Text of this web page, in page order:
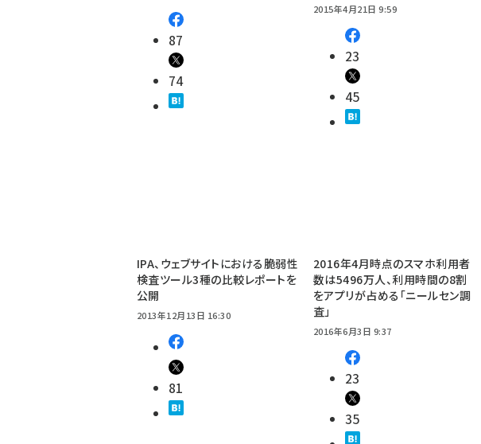
87
74
2015年4月21日 9:59
23
45
IPA、ウェブサイトにおける脆弱性
検査ツール3種の比較レポートを
公開
2013年12月13日 16:30
81
2016年4月時点のスマホ利用者
数は5496万人、利用時間の8割
をアプリが占める「ニールセン調
査」
2016年6月3日 9:37
23
35